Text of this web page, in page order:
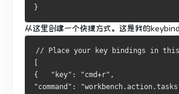
}
从这里创建一个快捷方式。 这是我的
// Place your key bindings in
{   "key": "cmd+r",
"command":